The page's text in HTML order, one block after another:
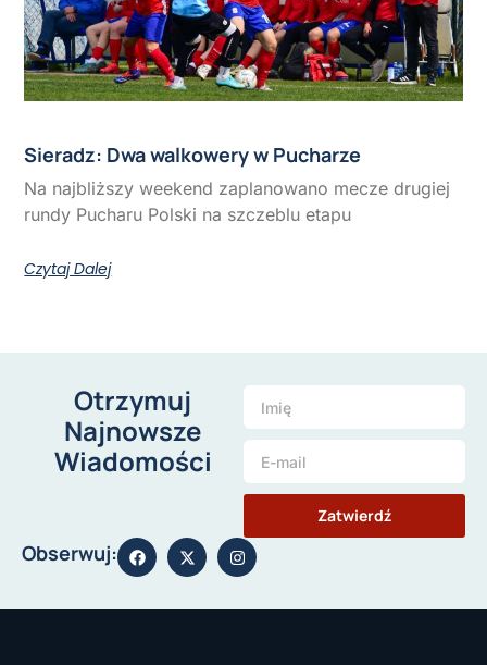
Sieradz: Dwa walkowery w Pucharze
Na najbliższy weekend zaplanowano mecze drugiej
rundy Pucharu Polski na szczeblu etapu
Czytaj Dalej
Otrzymuj
Najnowsze
Wiadomości
Zatwierdź
Obserwuj: